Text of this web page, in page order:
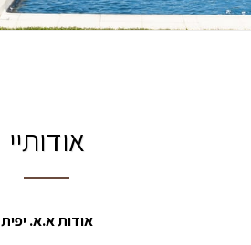
אודותיי
אודות א.א. יפית